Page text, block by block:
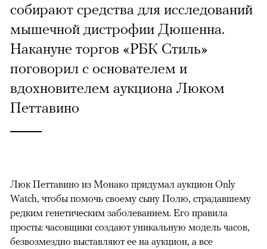
собирают средства для исследований
мышечной дистрофии Дюшенна.
Накануне торгов «РБК Стиль»
поговорил с основателем и
вдохновителем аукциона Люком
Петтавино
Люк Петтавино из Монако придумал аукцион Only
Watch, чтобы помочь своему сыну Полю, страдавшему
редким генетическим заболеванием. Его правила
просты: часовщики создают уникальную модель часов,
безвозмездно выставляют ее на аукцион, а все